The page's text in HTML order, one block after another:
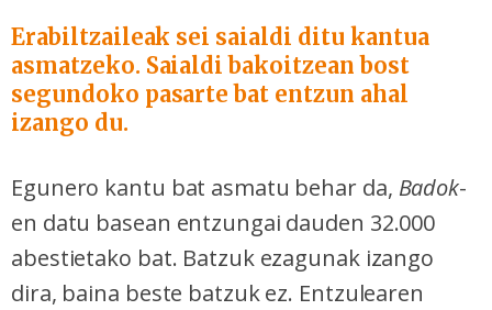
Erabiltzaileak sei saialdi ditu kantua
asmatzeko. Saialdi bakoitzean bost
segundoko pasarte bat entzun ahal
izango du.
Egunero kantu bat asmatu behar da, Badok-
en datu basean entzungai dauden 32.000
abestietako bat. Batzuk ezagunak izango
dira, baina beste batzuk ez. Entzulearen